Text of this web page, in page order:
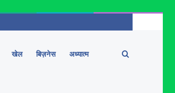
खेल बिज़नेस अध्यात्म Search